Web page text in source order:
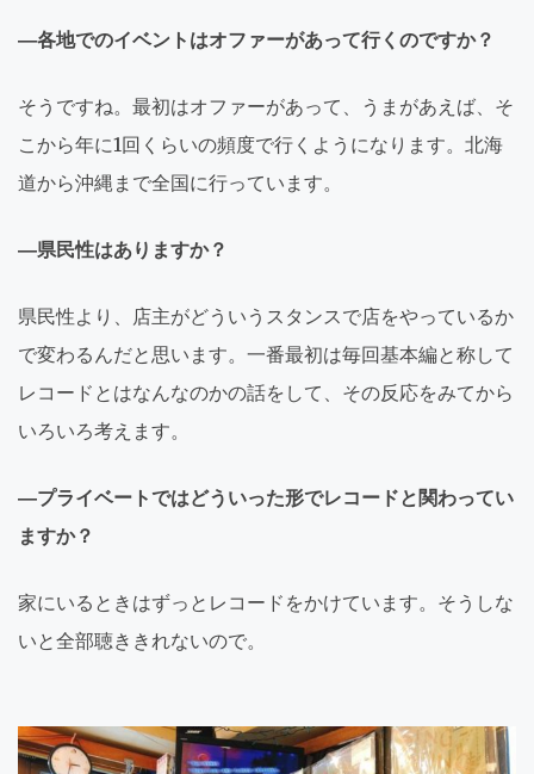
―各地でのイベントはオファーがあって行くのですか？
そうですね。最初はオファーがあって、うまがあえば、そ
こから年に1回くらいの頻度で行くようになります。北海
道から沖縄まで全国に行っています。
―県民性はありますか？
県民性より、店主がどういうスタンスで店をやっているか
で変わるんだと思います。一番最初は毎回基本編と称して
レコードとはなんなのかの話をして、その反応をみてから
いろいろ考えます。
―プライベートではどういった形でレコードと関わってい
ますか？
家にいるときはずっとレコードをかけています。そうしな
いと全部聴ききれないので。